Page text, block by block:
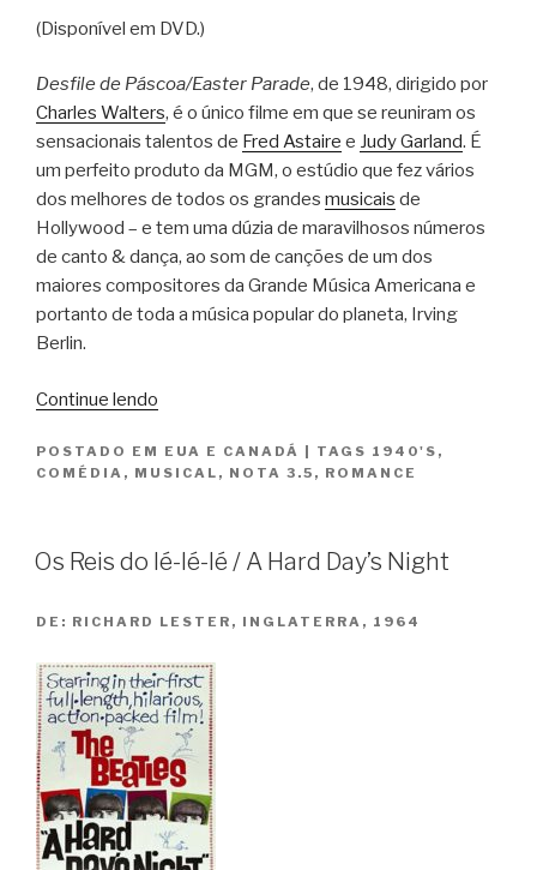
(Disponível em DVD.)
Desfile de Páscoa/Easter Parade, de 1948, dirigido por
Charles Walters, é o único filme em que se reuniram os
sensacionais talentos de Fred Astaire e Judy Garland. É
um perfeito produto da MGM, o estúdio que fez vários
dos melhores de todos os grandes musicais de
Hollywood – e tem uma dúzia de maravilhosos números
de canto & dança, ao som de canções de um dos
maiores compositores da Grande Música Americana e
portanto de toda a música popular do planeta, Irving
Berlin.
Continue lendo
Páscoa
/
POSTADO EM EUA E CANADÁ TAGS 1940'S ,
COMÉDIA , MUSICAL , NOTA 3.5 , ROMANCE
Os Reis do Ié-Ié-Ié / A Hard Day’s Night
DE: RICHARD LESTER, INGLATERRA, 1964